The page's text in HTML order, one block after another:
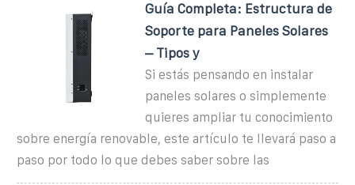
Guía Completa: Estructura de
Soporte para Paneles Solares
– Tipos y
Si estás pensando en instalar
paneles solares o simplemente
quieres ampliar tu conocimiento
sobre energía renovable, este artículo te llevará paso a
paso por todo lo que debes saber sobre las